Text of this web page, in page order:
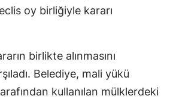
oy birliğiyle kararı
birlikte alınmasını
Belediye, mali yükü
kullanılan mülklerdeki